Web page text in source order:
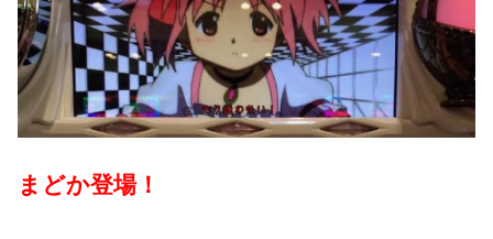
まどか登場！